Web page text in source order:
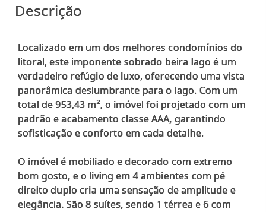
Descrição
Localizado em um dos melhores condomínios do
litoral, este imponente sobrado beira lago é um
verdadeiro refúgio de luxo, oferecendo uma vista
panorâmica deslumbrante para o lago. Com um
total de 953,43 m², o imóvel foi projetado com um
padrão e acabamento classe AAA, garantindo
sofisticação e conforto em cada detalhe.
O imóvel é mobiliado e decorado com extremo
bom gosto, e o living em 4 ambientes com pé
direito duplo cria uma sensação de amplitude e
elegância. São 8 suítes, sendo 1 térrea e 6 com